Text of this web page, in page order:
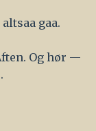
gaa.
Og hør —